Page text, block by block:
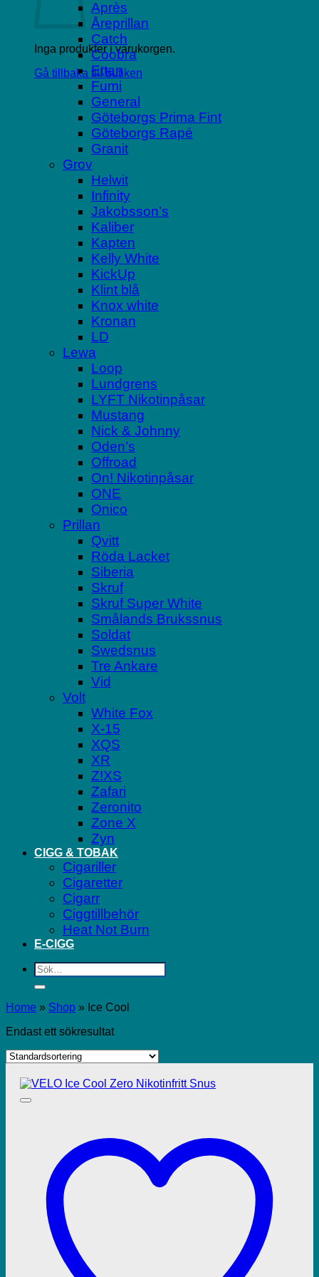
Inga produkter i varukorgen.
Gå tillbaka till butiken
Après
Åreprillan
Catch
Coobra
Ettan
Fumi
General
Göteborgs Prima Fint
Göteborgs Rapé
Granit
Grov
Helwit
Infinity
Jakobsson’s
Kaliber
Kapten
Kelly White
KickUp
Klint blå
Knox white
Kronan
LD
Lewa
Loop
Lundgrens
LYFT Nikotinpåsar
Mustang
Nick & Johnny
Oden’s
Offroad
On! Nikotinpåsar
ONE
Onico
Prillan
Qvitt
Röda Lacket
Siberia
Skruf
Skruf Super White
Smålands Brukssnus
Soldat
Swedsnus
Tre Ankare
Vid
Volt
White Fox
X-15
XQS
XR
Z!XS
Zafari
Zeronito
Zone X
Zyn
CIGG & TOBAK
Cigariller
Cigaretter
Cigarr
Ciggtillbehör
Heat Not Burn
E-CIGG
Sök
efter:
Home » Shop » Ice Cool
Endast ett sökresultat